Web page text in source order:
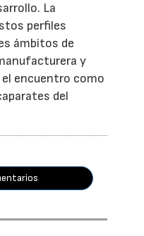
La
perfiles
ámbitos de
y
encuentro como
del